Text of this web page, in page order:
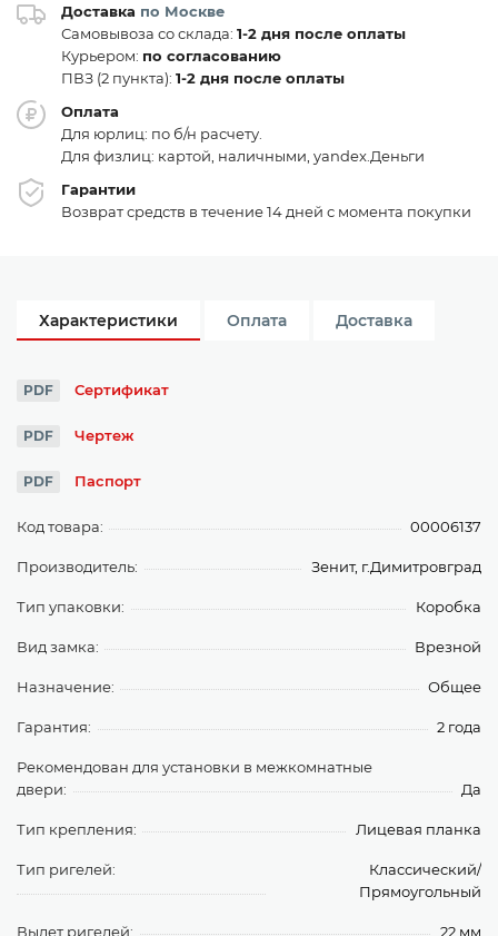
Доставка по Москве
Самовывоза со склада: 1-2 дня после оплаты
Курьером: по согласованию
ПВЗ (2 пункта): 1-2 дня после оплаты
Оплата
Для юрлиц: по б/н расчету.
Для физлиц: картой, наличными, yandex.Деньги
Гарантии
Возврат средств в течение 14 дней с момента покупки
Характеристики Оплата Доставка
PDF Сертификат
PDF Чертеж
PDF Паспорт
Код товара: 00006137
Производитель: Зенит, г.Димитровград
Тип упаковки: Коробка
Вид замка: Врезной
Назначение: Общее
Гарантия: 2 года
Рекомендован для установки в межкомнатные
двери:
Да
Тип крепления: Лицевая планка
Тип ригелей:
Классический/
Прямоугольный
Вылет ригелей: 22 мм